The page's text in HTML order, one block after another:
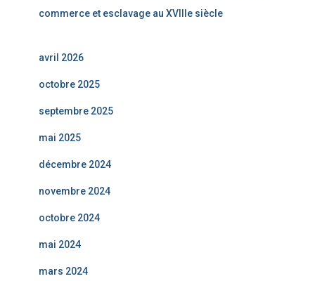
commerce et esclavage au XVIIIe siècle
avril 2026
octobre 2025
septembre 2025
mai 2025
décembre 2024
novembre 2024
octobre 2024
mai 2024
mars 2024